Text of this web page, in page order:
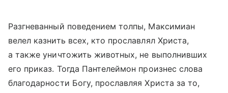
Разгневанный поведением толпы, Максимиан
велел казнить всех, кто прославлял Христа,
а также уничтожить животных, не выполнивших
его приказ. Тогда Пантелеймон произнес слова
благодарности Богу, прославляя Христа за то,